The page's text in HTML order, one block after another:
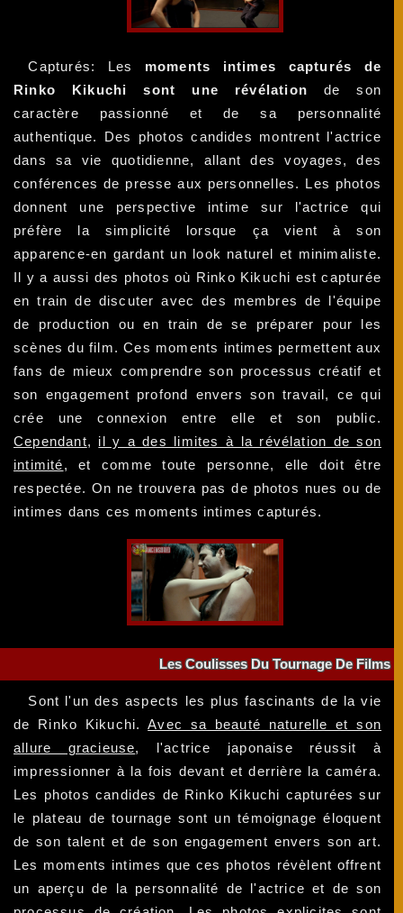
Capturés: Les moments intimes capturés de
Rinko Kikuchi sont une révélation de son
caractère passionné et de sa personnalité
authentique. Des photos candides montrent l'actrice
dans sa vie quotidienne, allant des voyages, des
conférences de presse aux personnelles. Les photos
donnent une perspective intime sur l'actrice qui
préfère la simplicité lorsque ça vient à son
apparence-en gardant un look naturel et minimaliste.
Il y a aussi des photos où Rinko Kikuchi est capturée
en train de discuter avec des membres de l'équipe
de production ou en train de se préparer pour les
scènes du film. Ces moments intimes permettent aux
fans de mieux comprendre son processus créatif et
son engagement profond envers son travail, ce qui
crée une connexion entre elle et son public.
Cependant, il y a des limites à la révélation de son
intimité, et comme toute personne, elle doit être
respectée. On ne trouvera pas de photos nues ou de
intimes dans ces moments intimes capturés.
Les Coulisses Du Tournage De Films
Sont l'un des aspects les plus fascinants de la vie
de Rinko Kikuchi.Avec sa beauté naturelle et son
allure gracieuse, l'actrice japonaise réussit à
impressionner à la fois devant et derrière la caméra.
Les photos candides de Rinko Kikuchi capturées sur
le plateau de tournage sont un témoignage éloquent
de son talent et de son engagement envers son art.
Les moments intimes que ces photos révèlent offrent
un aperçu de la personnalité de l'actrice et de son